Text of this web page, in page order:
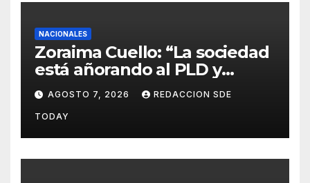
NACIONALES
Zoraima Cuello: “La sociedad
está añorando al PLD y
nuestro deber es comunicar
con la verdad y las
evidencias”
AGOSTO 7, 2026 REDACCION SDE
TODAY